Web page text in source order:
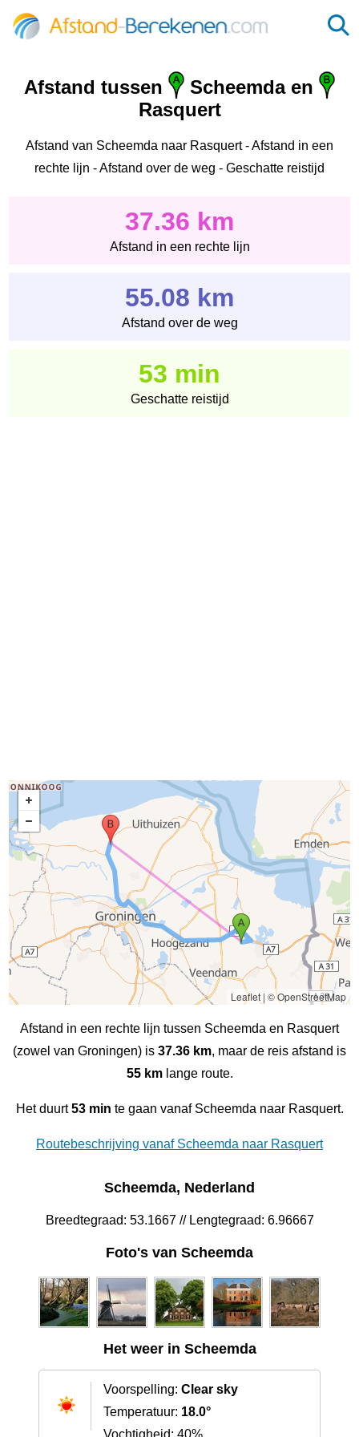
Afstand tussen
Scheemda en
Rasquert
Afstand van Scheemda naar Rasquert - Afstand in een
rechte lijn - Afstand over de weg - Geschatte reistijd
37.36 km
Afstand in een rechte lijn
55.08 km
Afstand over de weg
53 min
Geschatte reistijd
Leaflet| © OpenStreetMap
Afstand in een rechte lijn tussen Scheemda en Rasquert
(zowel van Groningen) is 37.36 km, maar de reis afstand is
55 kmlange route.
Het duurt53 min te gaan vanaf Scheemda naar Rasquert.
Routebeschrijving vanaf Scheemda naar Rasquert
Scheemda, Nederland
Breedtegraad: 53.1667 // Lengtegraad: 6.96667
Foto's van Scheemda
Het weer in Scheemda
Voorspelling: Clear sky
Temperatuur: 18.0°